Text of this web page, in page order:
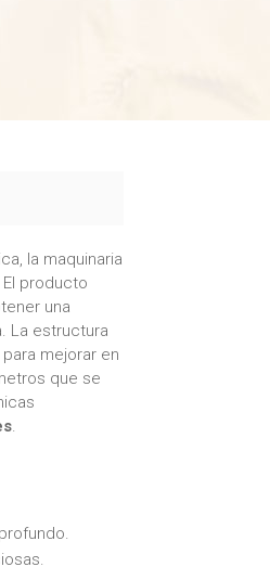
la maquinaria
producto
una
La estructura
mejorar en
que se
.